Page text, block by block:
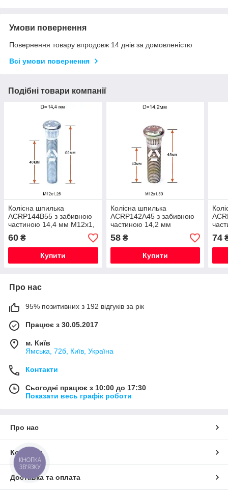
Умови повернення
Повернення товару впродовж 14 днів за домовленістю
Всі умови повернення
Подібні товари компанії
Колісна шпилька
ACRP144B55 з забивною
частиною 14,4 мм М12х1,
25х55мм
60 ₴
Купити
Колісна шпилька
ACRP142A45 з забивною
частиною 14,2 мм
М12х1,5х45мм
58₴
Купити
74
Про нас
95% позитивних з 192 відгуків за рік
Працює з 30.05.2017
м. Київ
Ямська, 72б, Київ, Україна
Контакти
Сьогодні працює з 10:00 до 17:30
Показати весь графік роботи
Про нас
Контакти
Доставка та оплата
КНОПКА
ЗВ'ЯЗКУ